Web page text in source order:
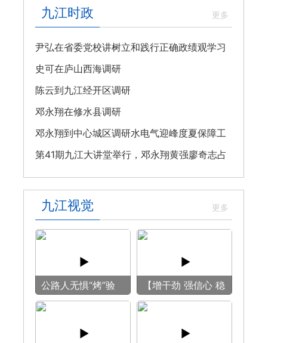
九江时政
尹弘在省委党校讲树立和践行正确政绩观学习
教育专题党课
史可在庐山西海调研
陈云到九江经开区调研
邓永翔在修水县调研
邓永翔到中心城区调研水电气迎峰度夏保障工
作
第41期九江大讲堂举行，邓永翔黄强廖奇志占
勇出席
九江视觉
公路人无惧“烤”验
守护畅安旅途
【增干劲 强信心 稳
预期】赏古风游